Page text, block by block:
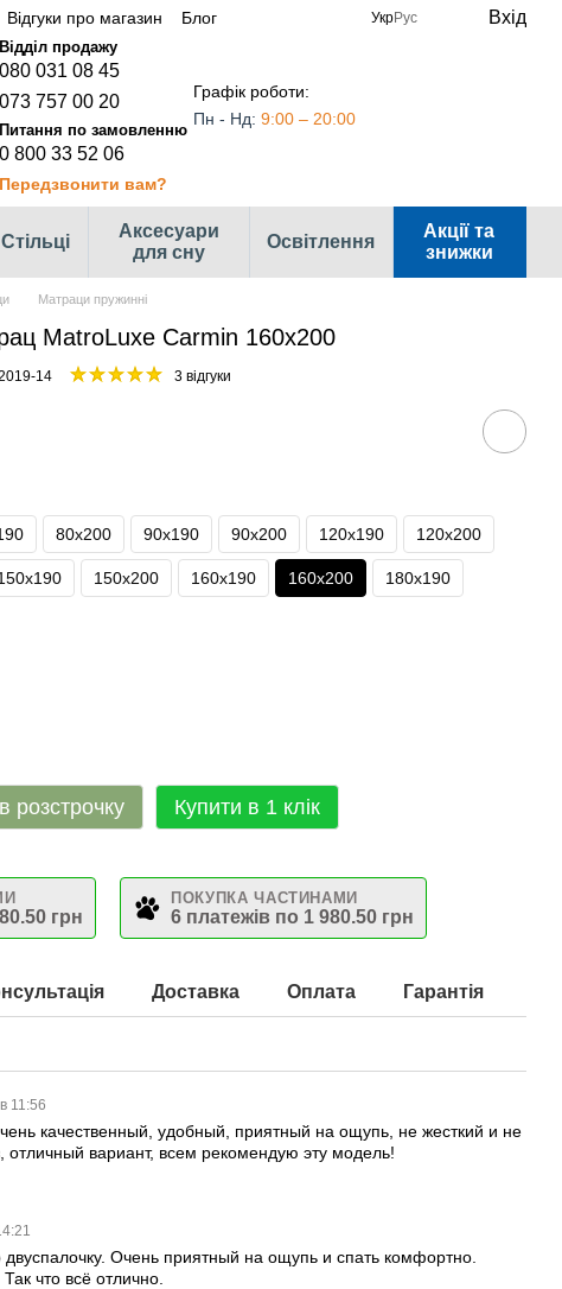
Відгуки про магазин
Блог
УкрРус Вхід
080 031 08 45
073 757 00 20
0 800 33 52 06
Передзвонити вам?
Графік роботи:
Пн - Нд:9:00 – 20:00
Стільці
Аксесуари
для сну
Освітлення
Акції та
знижки
Матраци пружинні
MatroLuxe Carmin 160x200
14 3 відгуки
80х200 90х190 90х200 120х190 120х200
150х200 160х190 160х200 180х190
розстрочку Купити в 1 клік
грн
ПОКУПКА ЧАСТИНАМИ
6 платежів по 1 980.50 грн
Доставка Оплата Гарантія
11:56
качественный, удобный, приятный на ощупь, не жесткий и не
отличный вариант, всем рекомендую эту модель!
Очень приятный на ощупь и спать комфортно.
что всё отлично.